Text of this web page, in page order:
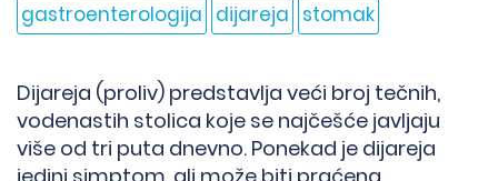
gastroenterologija dijareja stomak
Dijareja (proliv) predstavlja veći broj tečnih,
vodenastih stolica koje se najčešće javljaju
više od tri puta dnevno. Ponekad je dijareja